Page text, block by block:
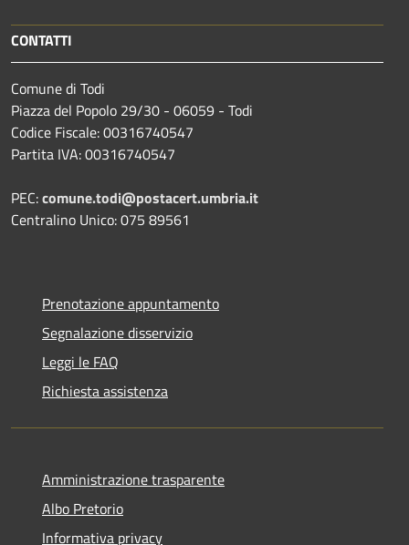
CONTATTI
Comune di Todi
Piazza del Popolo 29/30 - 06059 - Todi
Codice Fiscale: 00316740547
Partita IVA: 00316740547
PEC:comune.todi@postacert.umbria.it
Centralino Unico: 075 89561
Prenotazione appuntamento
Segnalazione disservizio
Leggi le FAQ
Richiesta assistenza
Amministrazione trasparente
Albo Pretorio
Informativa privacy